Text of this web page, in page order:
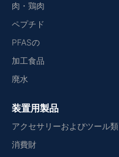
肉・鶏肉
ペプチド
PFASの
加工食品
廃水
装置用製品
アクセサリーおよびツール類
消費財